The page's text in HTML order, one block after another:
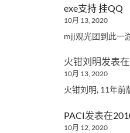
exe支持 挂QQ
10月 13, 2020
mjj观光团到此一
火钳刘明发表在
10月 13, 2020
火钳刘明, 11年前
PACI发表在
10月 12, 2020